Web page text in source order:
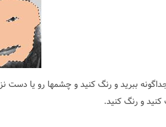
ببريد و رنگ كنيد و چشمها رو يا دست
كنيد و رنگ كنيد.